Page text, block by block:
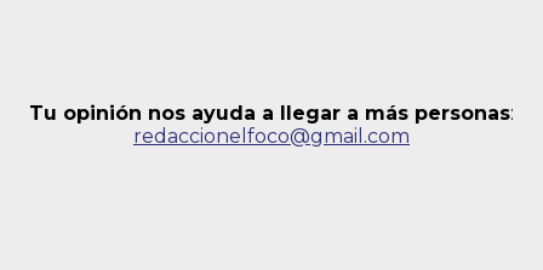
Tu opinión nos ayuda a llegar a más personas:
redaccionelfoco@gmail.com